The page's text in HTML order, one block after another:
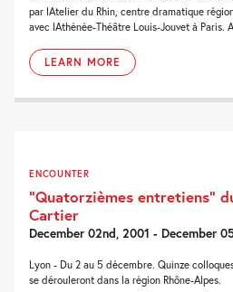
par lAtelier du Rhin, centre dramatique
avec lAthénée-Théâtre Louis-Jouvet à Paris.
LEARN MORE
ENCOUNTER
“Quatorzièmes entretiens”
Cartier
December 02nd, 2001 - December
Lyon - Du 2 au 5 décembre. Quinze
se dérouleront dans la région Rhône-Alpes.